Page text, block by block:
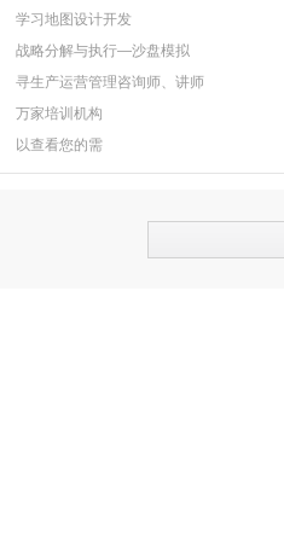
学习地图设计开发
战略分解与执行—沙盘模拟
寻生产运营管理咨询师、讲师
万家培训机构
以查看您的需